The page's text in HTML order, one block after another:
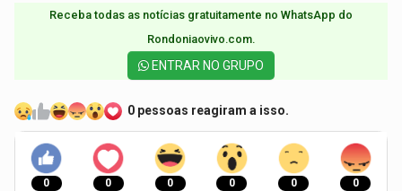
Receba todas as notícias gratuitamente no WhatsApp do
Rondoniaovivo.com.​
ENTRAR NO GRUPO
0 pessoas reagiram a isso.
0 0 0 0 0 0